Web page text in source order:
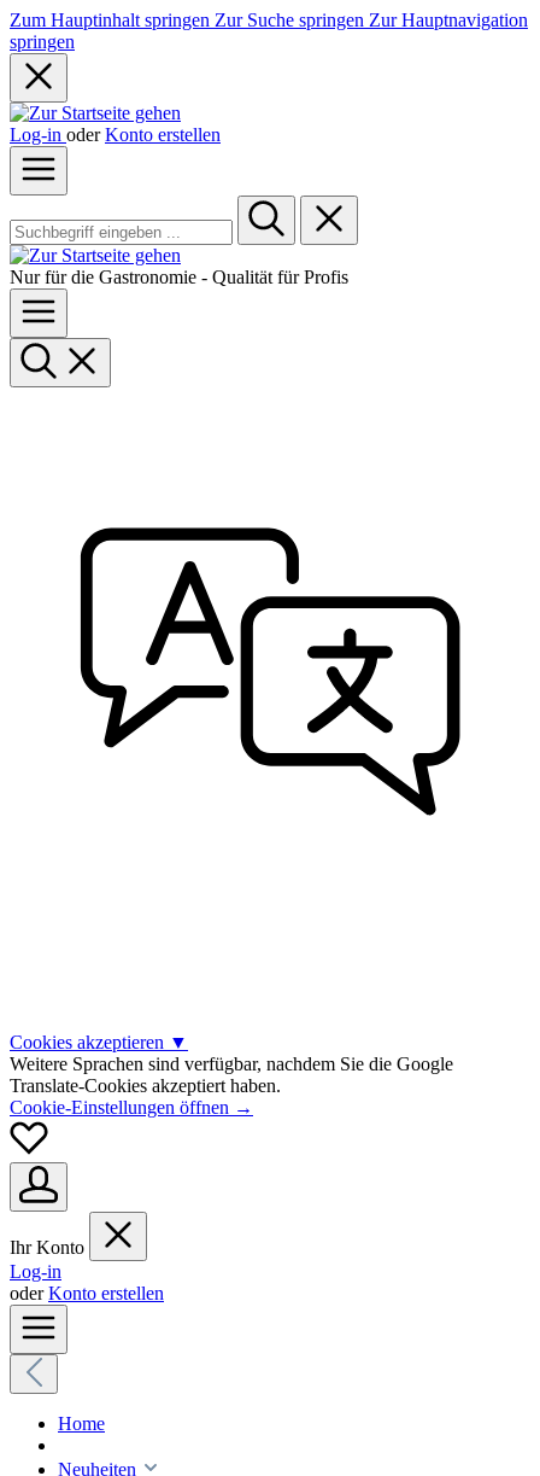
Zum Hauptinhalt springen Zur Suche springen Zur Hauptnavigation
springen
Log-in oder Konto erstellen
Nur für die Gastronomie - Qualität für Profis
Cookies akzeptieren ▼
Weitere Sprachen sind verfügbar, nachdem Sie die Google
Translate-Cookies akzeptiert haben.
Cookie-Einstellungen öffnen →
Ihr Konto
Log-in
oderKonto erstellen
Home
Neuheiten